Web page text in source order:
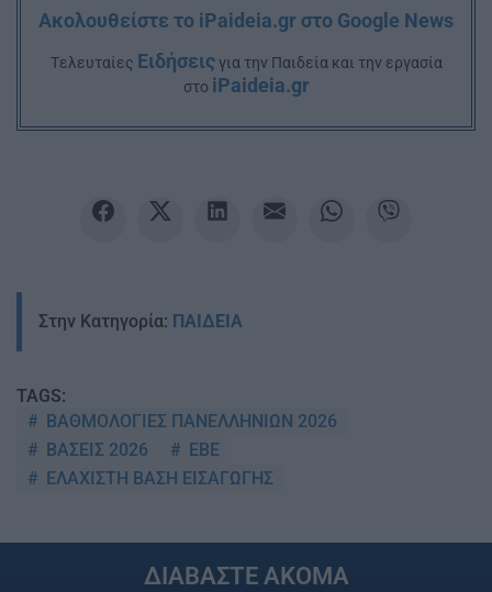
Ακολουθείστε το iPaideia.gr στο Google News
Tελευταίες Ειδήσειςγια την Παιδεία και την εργασία
στο iPaideia.gr
Στην Κατηγορία: ΠΑΙΔΕΙΑ
TAGS:
ΒΑΘΜΟΛΟΓΙΕΣ ΠΑΝΕΛΛΗΝΙΩΝ 2026
ΒΑΣΕΙΣ 2026
ΕΒΕ
ΕΛΑΧΙΣΤΗ ΒΑΣΗ ΕΙΣΑΓΩΓΗΣ
ΔΙΑΒΑΣΤΕ ΑΚΟΜΑ